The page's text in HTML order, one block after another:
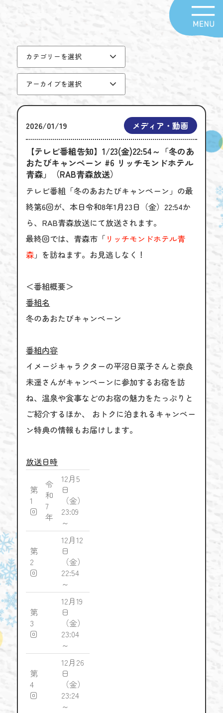
カテゴリーを選択
アーカイブを選択
2026/01/19 メディア・動画
【テレビ番組告知】1/23(金)22:54～「冬のあ
おたびキャンペーン #6 リッチモンドホテル
青森」（RAB青森放送）
テレビ番組「冬のあおたびキャンペーン」の最
終第6回が、本日令和8年1月23日（金）22:54か
ら、RAB青森放送にて放送されます。
最終回では、青森市「 リッチモンドホテル青
森」を訪ねます。お見逃しなく！
＜番組概要＞
番組名
冬のあおたびキャンペーン
番組内容
イメージキャラクターの平沼日菜子さんと奈良
未遥さんがキャンペーンに参加するお宿を訪
ね、温泉や食事などのお宿の魅力をたっぷりと
ご紹介するほか、 おトクに泊まれるキャンペー
ン特典の情報もお届けします。
放送日時
第
1
回
令
和
7
年
12月5
日
（金）
23:09
～
第
2
回
12月12
日
（金）
22:54
～
第
3
回
12月19
日
（金）
23:04
～
第
4
回
12月26
日
（金）
23:24
～